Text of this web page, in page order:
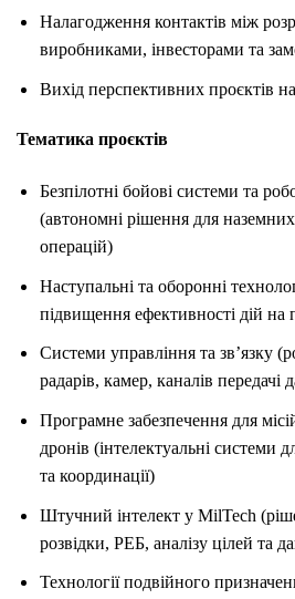
Налагодження контактів між
виробниками, інвесторами та
Вихід перспективних проєктів
Тематика проєктів
Безпілотні бойові системи та
(автономні рішення для
операцій)
Наступальні та оборонні
підвищення ефективності дій на
Системи управління та зв’язку
радарів, камер, каналів передачі
Програмне забезпечення для
дронів (інтелектуальні системи
та координації)
Штучний інтелект у MilTech
розвідки, РЕБ, аналізу цілей та
Технології подвійного